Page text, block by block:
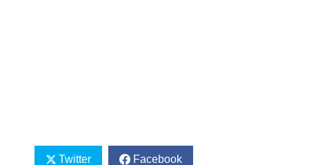
Twitter Facebook